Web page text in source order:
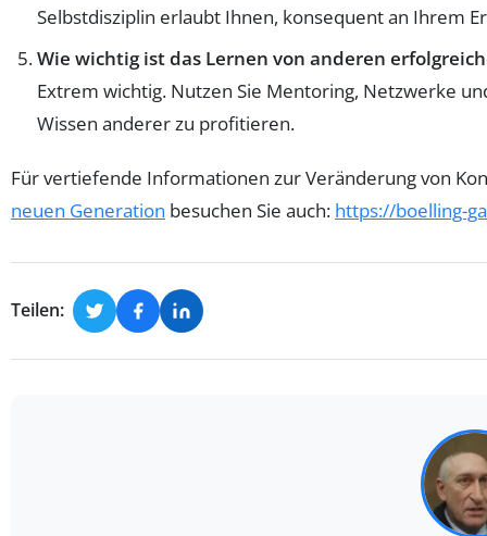
Selbstdisziplin erlaubt Ihnen, konsequent an Ihrem
Wie wichtig ist das Lernen von anderen
Extrem wichtig. Nutzen Sie Mentoring, Netzwerke
Wissen anderer zu profitieren.
Für vertiefende Informationen zur Veränderung von
neuen Generation besuchen Sie auch: https://boelling-
Teilen: